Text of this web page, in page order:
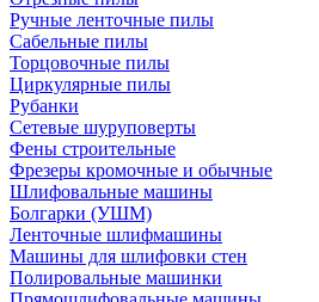
Ручные ленточные пилы
Сабельные пилы
Торцовочные пилы
Циркулярные пилы
Рубанки
Сетевые шуруповерты
Фены строительные
Фрезеры кромочные и обычные
Шлифовальные машины
Болгарки (УШМ)
Ленточные шлифмашины
Машины для шлифовки стен
Полировальные машинки